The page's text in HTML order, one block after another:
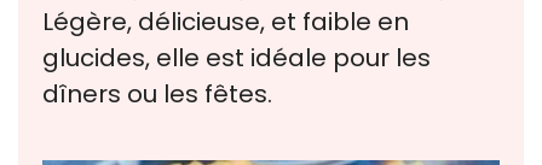
Légère, délicieuse, et faible en
glucides, elle est idéale pour les
dîners ou les fêtes.